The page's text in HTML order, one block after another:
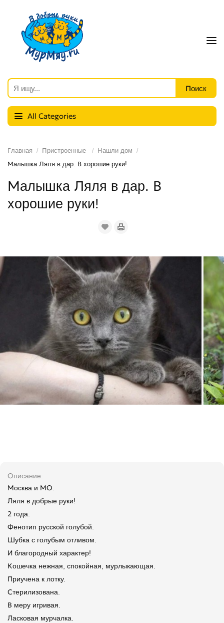
All Categories
Главная Пристроенные
Нашли дом
Малышка Ляля в дар. В хорошие руки!
Малышка Ляля в дар. В
хорошие руки!
Описание
Москва и МО.
Ляля в добрые руки!
2 года.
Фенотип русской голубой.
Шубка с голубым отливом.
И благородный характер!
Кошечка нежная, спокойная, мурлыкающая.
Приучена к лотку.
Стерилизована.
В меру игривая.
Ласковая мурчалка.